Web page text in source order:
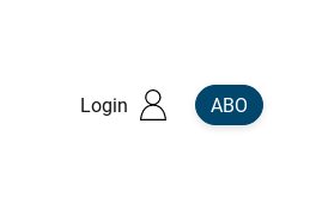
Login ABO